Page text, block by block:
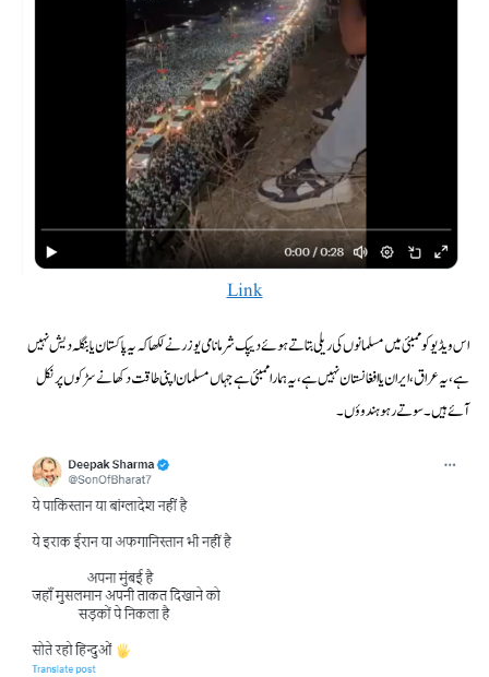
Link
اس ویڈیو کو ممبئی میں مسلمانوں کی ریلی بتاتے ہوئے دیپک شرما نامی یوزر نے لکھا کہ یہ پاکستان یا بنگلہ دیش نہیں
ہے، یہ عراق، ایران یا افغانستان نہیں ہے، یہ ہمارا ممبئی ہے جہاں مسلمان اپنی طاقت دکھانے سڑکوں پر نکل
آئے ہیں۔ سوتے رہو ہندو‏ؤں۔